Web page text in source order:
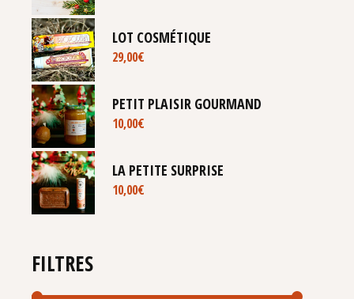
LOT COSMÉTIQUE
29,00€
PETIT PLAISIR GOURMAND
10,00€
LA PETITE SURPRISE
10,00€
FILTRES